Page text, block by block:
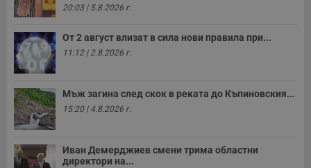
20:03 | 5.8.2026 г.
От 2 август влизат в сила нови правила при...
11:12 | 2.8.2026 г.
Мъж загина след скок в реката до Къпиновския...
15:20 | 4.8.2026 г.
Иван Демерджиев смени трима областни
директори на...